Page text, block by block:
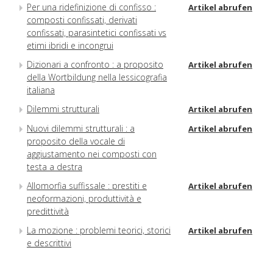
Per una ridefinizione di confisso :
composti confissati, derivati
confissati, parasintetici confissati vs
etimi ibridi e incongrui
Artikel abrufen
Dizionari a confronto : a proposito
della Wortbildung nella lessicografia
italiana
Artikel abrufen
Dilemmi strutturali Artikel abrufen
Nuovi dilemmi strutturali : a
proposito della vocale di
aggiustamento nei composti con
testa a destra
Artikel abrufen
Allomorfia suffissale : prestiti e
neoformazioni, produttività e
predittività
Artikel abrufen
La mozione : problemi teorici, storici
e descrittivi
Artikel abrufen